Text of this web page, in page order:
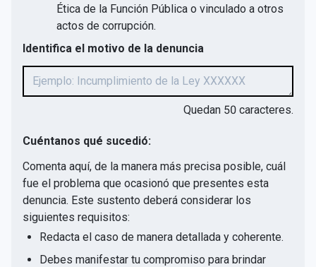
Ética de la Función Pública o vinculado a otros
actos de corrupción.
Identifica el motivo de la denuncia
Quedan 50 caracteres.
Cuéntanos qué sucedió:
Comenta aquí, de la manera más precisa posible, cuál
fue el problema que ocasionó que presentes esta
denuncia. Este sustento deberá considerar los
siguientes requisitos:
Redacta el caso de manera detallada y coherente.
Debes manifestar tu compromiso para brindar